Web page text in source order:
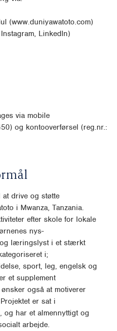
(www.duniyawatoto.com)
LinkedIn)
via mobile
og kontooverførsel (reg.nr.:
drive og støtte
i Mwanza, Tanzania.
efter skole for lokale
nys-
læringslyst i et stærkt
i;
sport, leg, engelsk og
et supplement
også at motiverer
er sat i
og har et almennyttigt og
arbejde.